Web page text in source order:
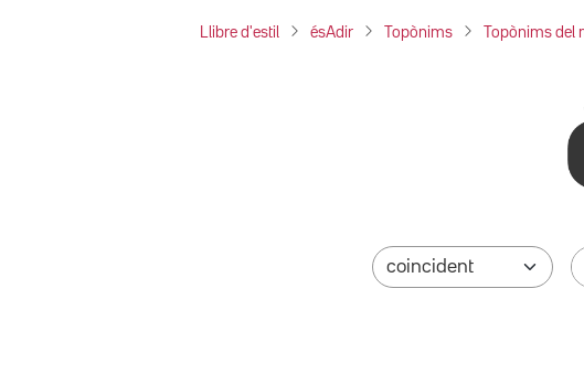
Llibre d'estil ésAdir Topònims Topònims del